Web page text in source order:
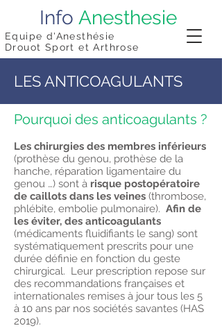
Info Anesthesie
Equipe d'Anesthésie
Drouot Sport et Arthrose
LES ANTICOAGULANTS
Pourquoi des anticoagulants ?
Les chirurgies des membres inférieurs
(prothèse du genou, prothèse de la
hanche, réparation ligamentaire du
genou …) sont à risque postopératoire
de caillots dans les veines (thrombose,
phlébite, embolie pulmonaire). Afin de
les éviter, des anticoagulants
(médicaments fluidifiants le sang) sont
systématiquement prescrits pour une
durée définie en fonction du geste
chirurgical. Leur prescription repose sur
des recommandations françaises et
internationales remises à jour tous les 5
à 10 ans par nos sociétés savantes (HAS
2019).